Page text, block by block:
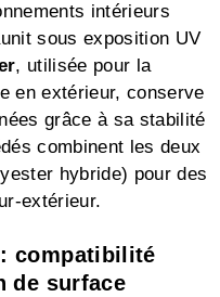
intérieurs
sous exposition UV
, utilisée pour la
en extérieur, conserve
grâce à sa stabilité
combinent les deux
hybride) pour des
extérieur.
compatibilité
de surface